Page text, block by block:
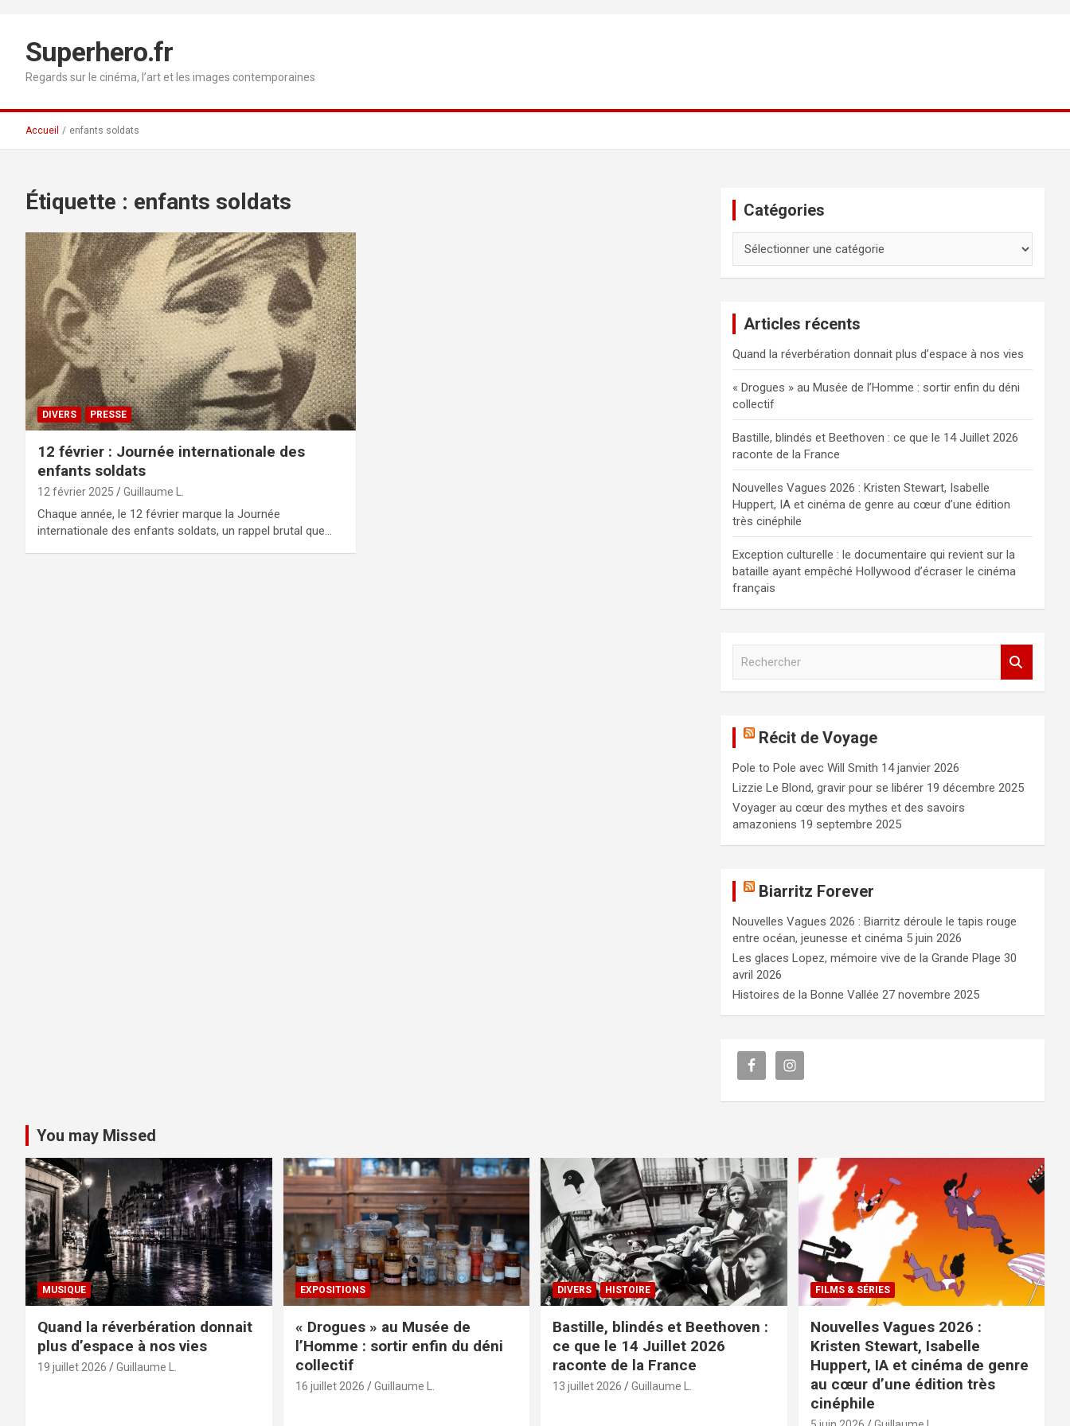
contenuSuperhero.fr
Regards sur le cinéma, l’art et les images contemporaines
Accueil enfants soldats
Étiquette : enfants soldats
DIVERS PRESSE
12 février : Journée internationale des
enfants soldats
12 février 2025 Guillaume L.
Chaque année, le 12 février marque la Journée
internationale des enfants soldats, un rappel brutal que…
Catégories
Articles récents
Quand la réverbération donnait plus d’espace à nos vies
« Drogues » au Musée de l’Homme : sortir enfin du déni
collectif
Bastille, blindés et Beethoven : ce que le 14 Juillet 2026
raconte de la France
Nouvelles Vagues 2026 : Kristen Stewart, Isabelle
Huppert, IA et cinéma de genre au cœur d’une édition
très cinéphile
Exception culturelle : le documentaire qui revient sur la
bataille ayant empêché Hollywood d’écraser le cinéma
français
c
h
e
r
Récit de Voyage
Pole to Pole avec Will Smith 14 janvier 2026
Lizzie Le Blond, gravir pour se libérer 19 décembre 2025
Voyager au cœur des mythes et des savoirs
amazoniens 19 septembre 2025
Biarritz Forever
Nouvelles Vagues 2026 : Biarritz déroule le tapis rouge
entre océan, jeunesse et cinéma 5 juin 2026
Les glaces Lopez, mémoire vive de la Grande Plage 30
avril 2026
Histoires de la Bonne Vallée 27 novembre 2025
You may Missed
MUSIQUE
Quand la réverbération donnait
plus d’espace à nos vies
19 juillet 2026 Guillaume L.
EXPOSITIONS
« Drogues » au Musée de
l’Homme : sortir enfin du déni
collectif
16 juillet 2026 Guillaume L.
DIVERS HISTOIRE
Bastille, blindés et Beethoven :
ce que le 14 Juillet 2026
raconte de la France
13 juillet 2026 Guillaume L.
FILMS & SÉRIES
Nouvelles Vagues 2026 :
Kristen Stewart, Isabelle
Huppert, IA et cinéma de genre
au cœur d’une édition très
cinéphile